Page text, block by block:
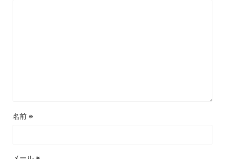
名前 ※